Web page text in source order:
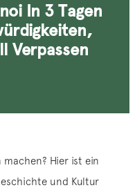
In 3 Tagen
Verpassen
machen? Hier ist ein
und Kultur